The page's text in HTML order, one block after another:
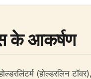
के आकर्षण
(होल्डरलिन टॉवर),